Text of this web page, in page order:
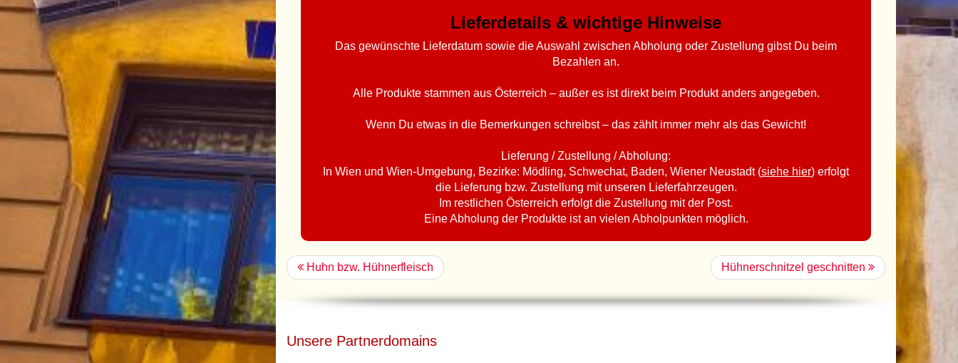
Lieferdetails & wichtige Hinweise
Das gewünschte Lieferdatum sowie die Auswahl zwischen Abholung oder Zustellung gibst Du beim
Bezahlen an.
Alle Produkte stammen aus Österreich – außer es ist direkt beim Produkt anders angegeben.
Wenn Du etwas in die Bemerkungen schreibst – das zählt immer mehr als das Gewicht!
Lieferung / Zustellung / Abholung:
In Wien und Wien-Umgebung, Bezirke: Mödling, Schwechat, Baden, Wiener Neustadt (siehe hier) erfolgt
die Lieferung bzw. Zustellung mit unseren Lieferfahrzeugen.
Im restlichen Österreich erfolgt die Zustellung mit der Post.
Eine Abholung der Produkte ist an vielen Abholpunkten möglich.
Huhn bzw. Hühnerfleisch Hühnerschnitzel geschnitten
Unsere Partnerdomains